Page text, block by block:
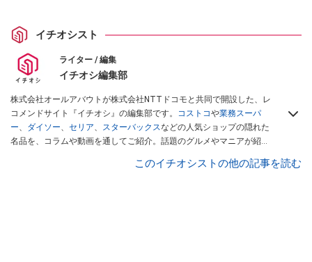
イチオシスト
ライター / 編集
イチオシ編集部
株式会社オールアバウトが株式会社NTTドコモと共同で開設した、レ
コメンドサイト『イチオシ』の編集部です。 コストコや業務スーパ
ー、 ダイソー、 セリア、 スターバックスなどの人気ショップの隠れた
名品を、コラムや動画を通してご紹介。話題のグルメやマニアが紹介
インフルエンサーが実際に使用してレビューしています。毎日トレン
このイチオシストの他の記事を読む